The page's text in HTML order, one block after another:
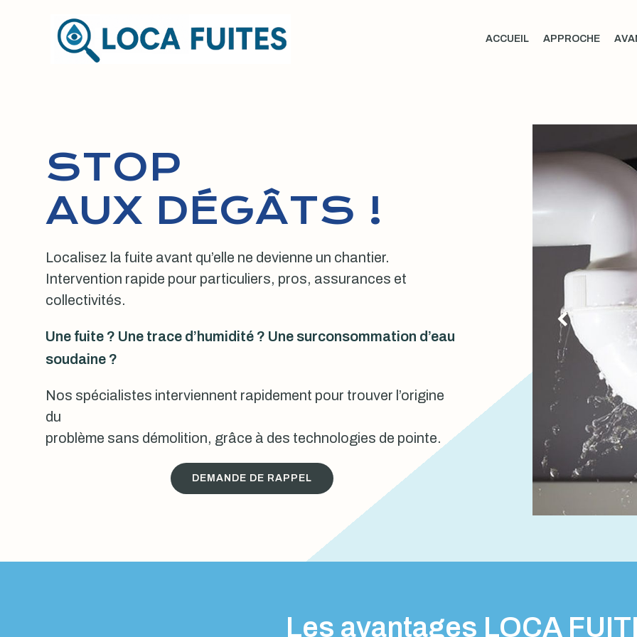
ACCUEIL APPROCHE
STOP
AUX DÉGÂTS !
Localisez la fuite avant qu’elle ne devienne un chantier.
Intervention rapide pour particuliers, pros, assurances et
collectivités.
Une fuite ? Une trace d’humidité ? Une surconsommation d’eau
soudaine ?
Nos spécialistes interviennent rapidement pour trouver l’origine
du
problème sans démolition, grâce à des technologies de pointe.
DEMANDE DE RAPPEL
Les avantages LOCA